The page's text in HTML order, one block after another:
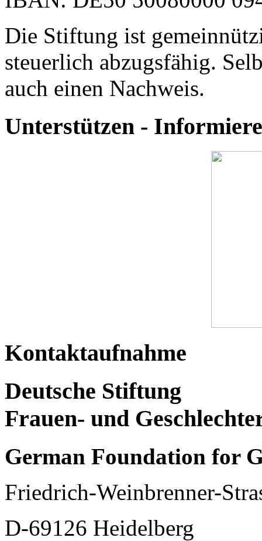
Die Stiftung ist
steuerlich abzugsfähig.
auch einen Nachweis.
Unterstützen -
Kontaktaufnahme
Deutsche Stiftung
Frauen- und
German Foundation for
Friedrich-Weinbrenner-
D-69126 Heidelberg